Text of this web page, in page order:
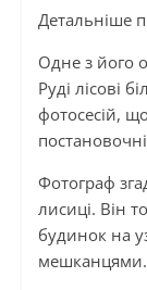
Детальніше
Одне з його
Руді лісові
фотосесій,
Фотограф
лисиці. Він
будинок на
мешканцями.